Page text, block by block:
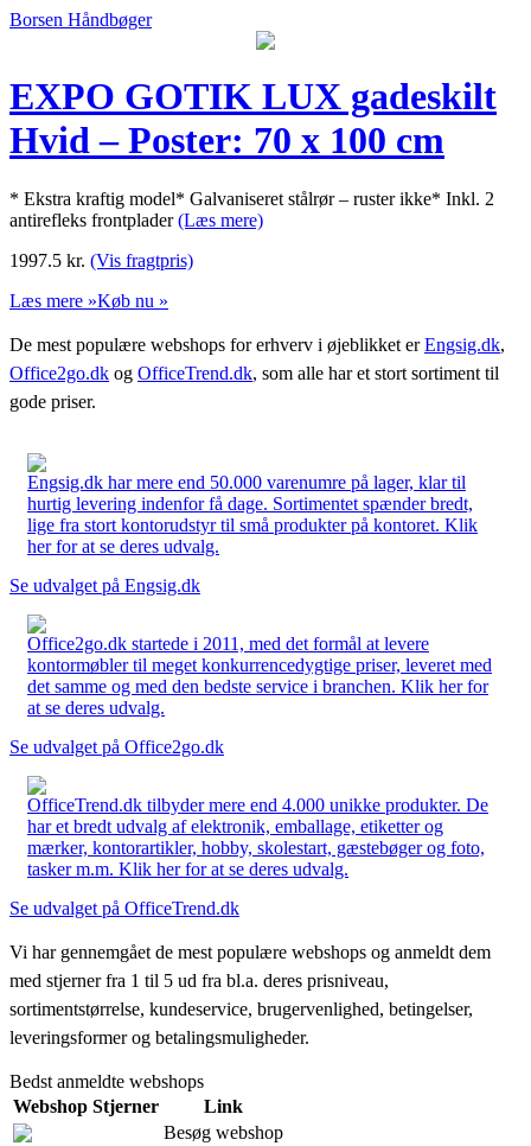
Borsen Håndbøger
EXPO GOTIK LUX gadeskilt
Hvid – Poster: 70 x 100 cm
* Ekstra kraftig model* Galvaniseret stålrør – ruster ikke* Inkl. 2
antirefleks frontplader(Læs mere)
1997.5 kr. (Vis fragtpris)
Læs mere »Køb nu »
De mest populære webshops for erhverv i øjeblikket erEngsig.dk,
Office2go.dk og OfficeTrend.dk, som alle har et stort sortiment til
gode priser.
Engsig.dk har mere end 50.000 varenumre på lager, klar til
hurtig levering indenfor få dage. Sortimentet spænder bredt,
lige fra stort kontorudstyr til små produkter på kontoret. Klik
her for at se deres udvalg.
Se udvalget på Engsig.dk
Office2go.dk startede i 2011, med det formål at levere
kontormøbler til meget konkurrencedygtige priser, leveret med
det samme og med den bedste service i branchen. Klik her for
at se deres udvalg.
Se udvalget på Office2go.dk
OfficeTrend.dk tilbyder mere end 4.000 unikke produkter. De
har et bredt udvalg af elektronik, emballage, etiketter og
mærker, kontorartikler, hobby, skolestart, gæstebøger og foto,
tasker m.m. Klik her for at se deres udvalg.
Se udvalget på OfficeTrend.dk
Vi har gennemgået de mest populære webshops og anmeldt dem
med stjerner fra 1 til 5 ud fra bl.a. deres prisniveau,
sortimentstørrelse, kundeservice, brugervenlighed, betingelser,
leveringsformer og betalingsmuligheder.
Bedst anmeldte webshops
Webshop Stjerner
Link
Besøg webshop